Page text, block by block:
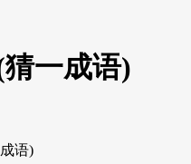
一成语)
语)